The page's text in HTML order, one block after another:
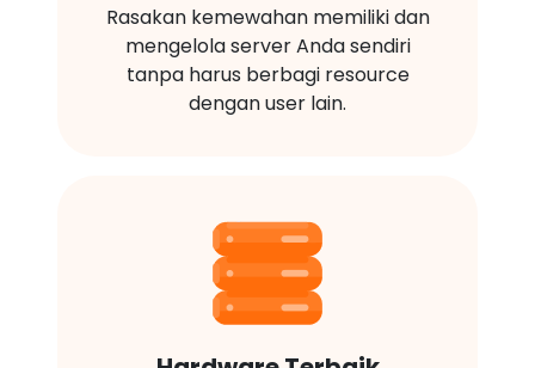
Rasakan kemewahan memiliki dan
mengelola server Anda sendiri
tanpa harus berbagi resource
dengan user lain.